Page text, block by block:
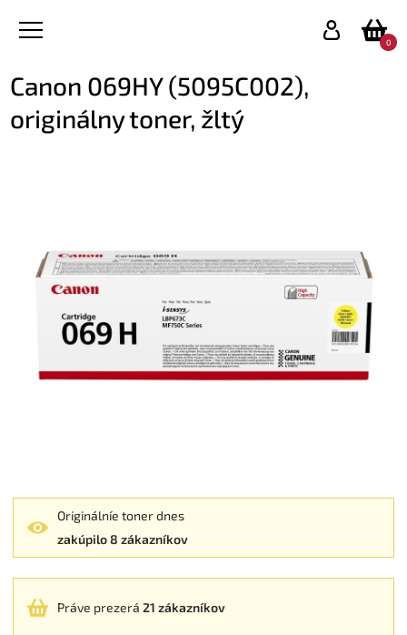
0
Canon 069HY (5095C002),
originálny toner, žltý
Originálníe toner dnes
zakúpilo 8 zákazníkov
Práve prezerá 21 zákazníkov